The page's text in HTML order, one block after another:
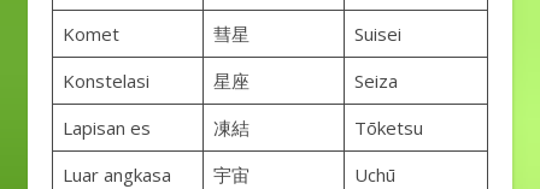
Komet
彗星
Suisei
Konstelasi
星座
Seiza
Lapisan es
凍結
Tōketsu
Luar angkasa
宇宙
Uchū